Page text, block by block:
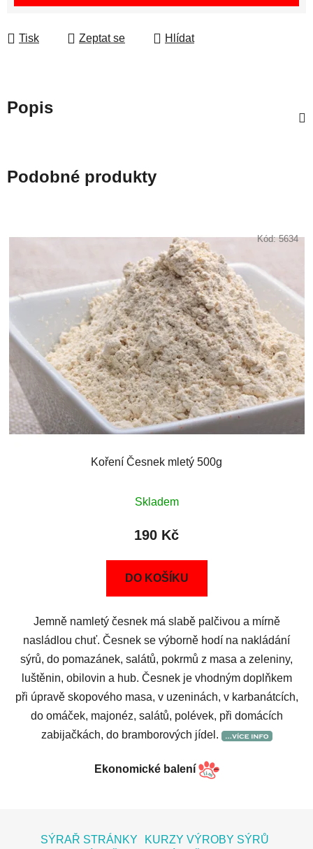
Tisk Zeptat se Hlídat
Popis
Podobné produkty
Koření Česnek mletý 500g
Skladem
190 Kč
DO KOŠÍKU
Jemně namletý česnek má slabě palčivou a mírně
nasládlou chuť. Česnek se výborně hodí na nakládání
sýrů, do pomazánek, salátů, pokrmů z masa a zeleniny,
luštěnin, obilovin a hub. Česnek je vhodným doplňkem
při úpravě skopového masa, v uzeninách, v karbanátcích,
do omáček, majonéz, salátů, polévek, při domácích
zabijačkách, do bramborových jídel.
Ekonomické balení
Kód:5634
SÝRAŘ STRÁNKY KURZY VÝROBY SÝRŮ